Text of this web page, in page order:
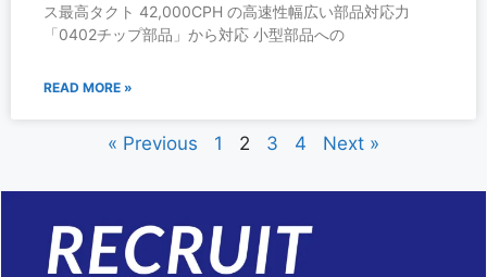
ス最高タクト 42,000CPH の高速性幅広い部品対応力
「0402チップ部品」から対応 小型部品への
READ MORE »
« Previous 1 2 3 4 Next »